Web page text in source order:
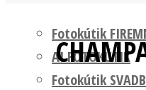
Fotokútik
AI FOTOKÚTIK
Fotokútik